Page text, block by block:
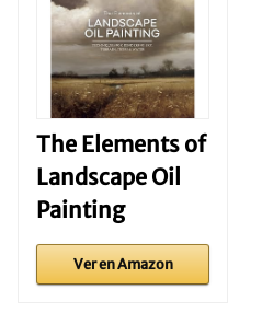
The Elements of
Landscape Oil
Painting
Ver en Amazon